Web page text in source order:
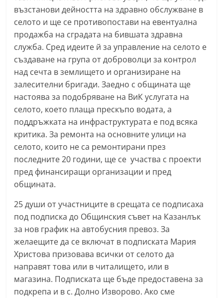
k
b
g
.
i
n
f
o
,
g
a
l
e
r
y
-
k
a
z
възстанови дейността на здравно обслужване в
селото и ще се противопостави на евентуална
продажба на сградата на бившата здравна
служба. Сред идеите й за управление на селото е
създаване на група от доброволци за контрол
над сечта в землището и организиране на
залесителни бригади. Заедно с общината ще
настоява за подобряване на ВиК услугата на
селото, което плаща прескъпо водата, а
поддръжката на инфраструктурата е под всяка
критика. За ремонта на основните улици на
селото, които не са ремонтирани през
последните 20 години, ще се участва с проекти
пред финансиращи организации и пред
общината.
25 души от участниците в срещата се подписаха
под подписка до Общинския съвет на Казанлък
за нов график на автобусния превоз. За
желаещите да се включат в подписката Мария
Христова призовава всички от селото да
направят това или в читалището, или в
магазина. Подписката ще бъде предоставена за
подкрепа и в с. Долно Изворово. Ако сме